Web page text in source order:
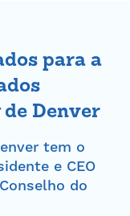
para a
Denver
tem o
e CEO
do